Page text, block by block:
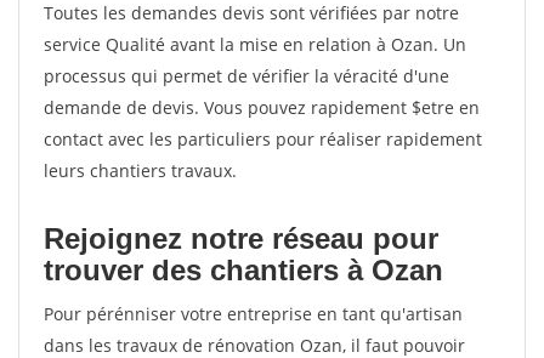
Toutes les demandes devis sont vérifiées par notre
service Qualité avant la mise en relation à Ozan. Un
processus qui permet de vérifier la véracité d'une
demande de devis. Vous pouvez rapidement $etre en
contact avec les particuliers pour réaliser rapidement
leurs chantiers travaux.
Rejoignez notre réseau pour
trouver des chantiers à Ozan
Pour pérénniser votre entreprise en tant qu'artisan
dans les travaux de rénovation Ozan, il faut pouvoir